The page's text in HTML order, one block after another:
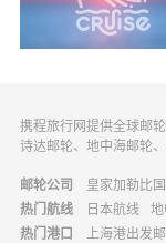
携程旅行网提供全球邮
诗达邮轮、地中海邮轮
邮轮公司 皇家加勒比
热门航线
日本航线
热门港口
上海港出发